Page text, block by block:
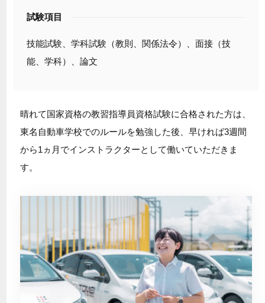
試験項目
技能試験、学科試験（教則、関係法令）、面接（技
能、学科）、論文
晴れて国家資格の教習指導員資格試験に合格された方は、
東名自動車学校でのルールを勉強した後、早ければ3週間
から1ヵ月でインストラクターとして働いていただきま
す。